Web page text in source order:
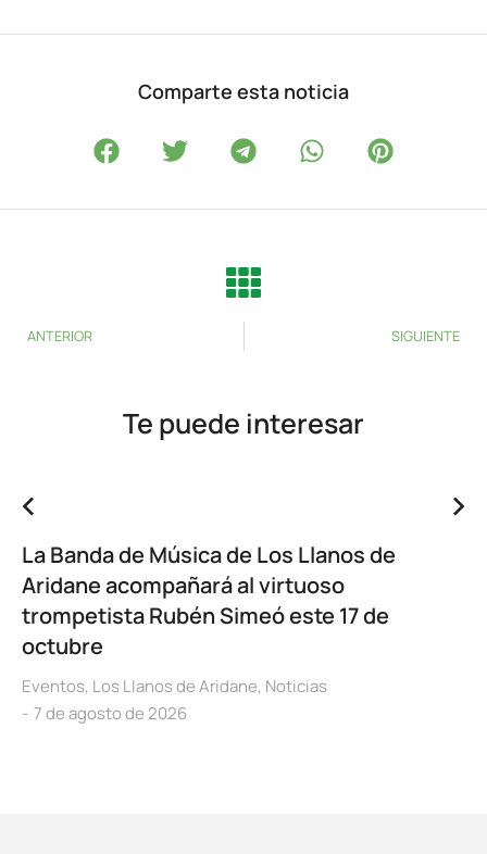
Comparte esta noticia
ANTERIOR SIGUIENTE
Te puede interesar
La Banda de Música de Los Llanos de
Aridane acompañará al virtuoso
trompetista Rubén Simeó este 17 de
octubre
Eventos, Los Llanos de Aridane, Noticias
7 de agosto de 2026